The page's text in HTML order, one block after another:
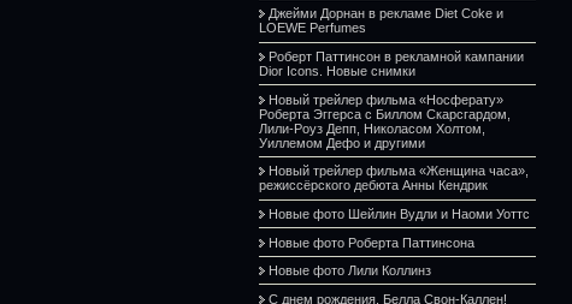
Джейми Дорнан в рекламе Diet Coke и
LOEWE Perfumes
Роберт Паттинсон в рекламной кампании
Dior Icons. Новые снимки
Новый трейлер фильма «Носферату»
Роберта Эггерса с Биллом Скарсгардом,
Лили-Роуз Депп, Николасом Холтом,
Уиллемом Дефо и другими
Новый трейлер фильма «Женщина часа»,
режиссёрского дебюта Анны Кендрик
Новые фото Шейлин Вудли и Наоми Уоттс
Новые фото Роберта Паттинсона
Новые фото Лили Коллинз
С днем рождения, Белла Свон-Каллен!